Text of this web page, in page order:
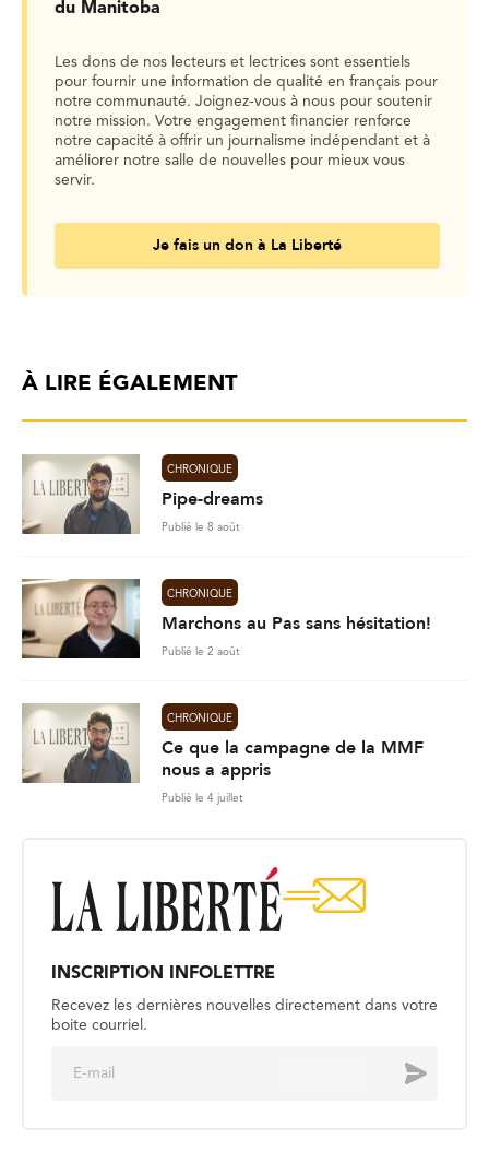
du Manitoba
Les dons de nos lecteurs et lectrices sont essentiels
pour fournir une information de qualité en français pour
notre communauté. Joignez-vous à nous pour soutenir
notre mission. Votre engagement financier renforce
notre capacité à offrir un journalisme indépendant et à
améliorer notre salle de nouvelles pour mieux vous
servir.
Je fais un don à La Liberté
À LIRE ÉGALEMENT
CHRONIQUE
Pipe-dreams
Publié le 8 août
CHRONIQUE
Marchons au Pas sans hésitation!
Publié le 2 août
CHRONIQUE
Ce que la campagne de la MMF
nous a appris
Publié le 4 juillet
INSCRIPTION INFOLETTRE
Recevez les dernières nouvelles directement dans votre
boite courriel.
Envoyer